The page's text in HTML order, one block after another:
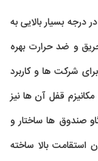
بسیار بالایی به
و ضد حرارت بهره
شرکت ها و کاربرد
قفل آن ها نیز
صندوق ها ساختار و
استقامت بالا ساخته